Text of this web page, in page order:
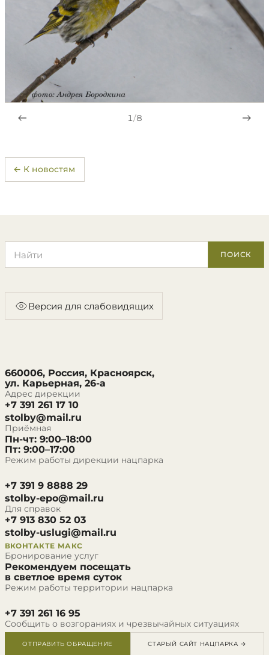
1/8
← К новостям
ПОИСК
Версия для слабовидящих
660006, Россия, Красноярск,
ул. Карьерная, 26-а
Адрес дирекции
+7 391 261 17 10
stolby@mail.ru
Приёмная
Пн-чт: 9:00–18:00
Пт: 9:00–17:00
Режим работы дирекции нацпарка
+7 391 9 8888 29
stolby-epo@mail.ru
Для справок
+7 913 830 52 03
stolby-uslugi@mail.ru
ВКОНТАКТЕ МАКС
Бронирование услуг
Рекомендуем посещать
в светлое время суток
Режим работы территории нацпарка
+7 391 261 16 95
Сообщить о возгораниях и чрезвычайных ситуациях
ОТПРАВИТЬ ОБРАЩЕНИЕ СТАРЫЙ САЙТ НАЦПАРКА →